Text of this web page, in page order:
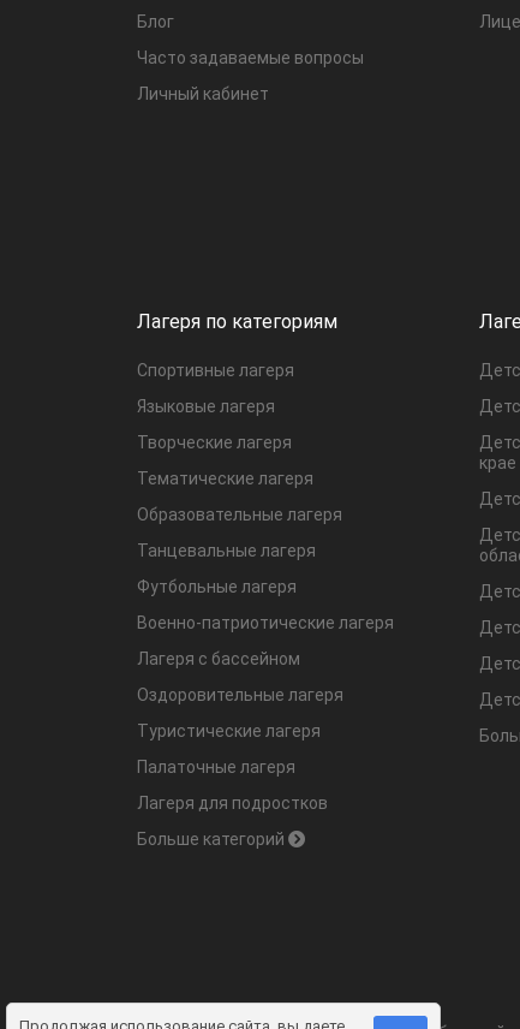
Блог
Часто задаваемые вопросы
Личный кабинет
Лагеря по категориям
Спортивные лагеря
Языковые лагеря
Творческие лагеря
Тематические лагеря
Образовательные лагеря
Танцевальные лагеря
Футбольные лагеря
Военно-патриотические лагеря
Лагеря с бассейном
Оздоровительные лагеря
Туристические лагеря
Палаточные лагеря
Лагеря для подростков
Больше категорий
крае